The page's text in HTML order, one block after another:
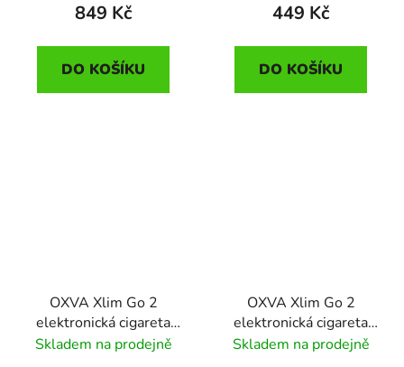
849 Kč
DO KOŠÍKU
449 Kč
DO KOŠÍKU
OXVA Xlim Go 2
elektronická cigareta
1500mAh Metal Silver
Skladem na prodejně
OXVA Xlim Go 2
elektronická cigareta
1500mAh Light Brown
Skladem na prodejně